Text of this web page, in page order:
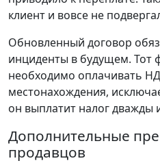
клиент и вовсе не
Обновленный договор
инциденты в будущем. Тот
необходимо оплачивать
местонахождения,
он выплатит налог дважды
Дополнительные
продавцов